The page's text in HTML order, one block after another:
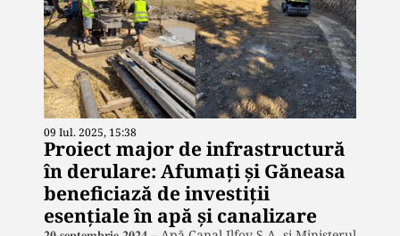
09 Iul. 2025, 15:38
Proiect major de infrastructură
în derulare: Afumați și Găneasa
beneficiază de investiții
esențiale în apă și canalizare